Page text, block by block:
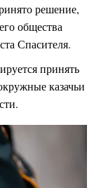
решение,
общества
Спасителя.
принять
казачьи